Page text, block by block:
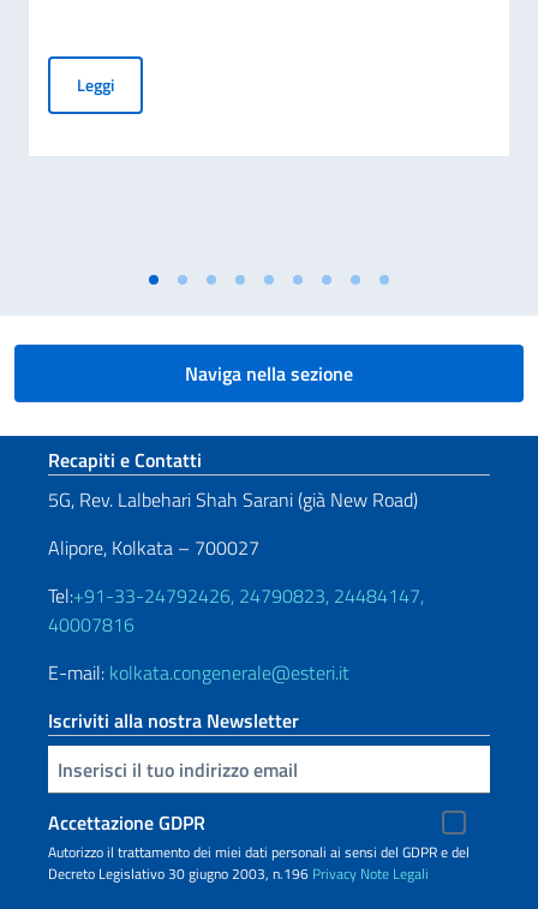
LeggiCessazione della validità della carta d’identità cartacea
Naviga nella sezione
Sezione footer
Recapiti e Contatti
5G, Rev. Lalbehari Shah Sarani (già New Road)
Alipore, Kolkata – 700027
Tel:+91-33-24792426, 24790823, 24484147,
40007816
E-mail: kolkata.congenerale@esteri.it
Iscriviti alla nostra Newsletter
Inserisci la tua email
Accettazione GDPR
Autorizzo il trattamento dei miei dati personali ai sensi del GDPR e del
Decreto Legislativo 30 giugno 2003, n.196 Privacy Note Legali